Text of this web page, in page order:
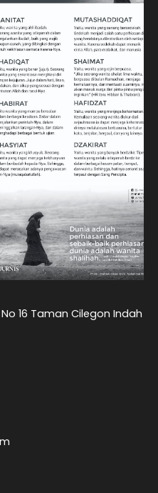
No 16 Taman Cilegon Indah